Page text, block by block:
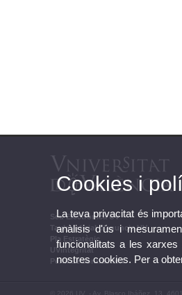
Seu Electrònica UV
Tauler oficial d'anuncis UV
Pla Estratègic
UVintegritat
Perfil de contractant
Cookies i
La teva privacitat és
anàlisis d'ús i
funcionalitats a les
nostres cookies. Per a